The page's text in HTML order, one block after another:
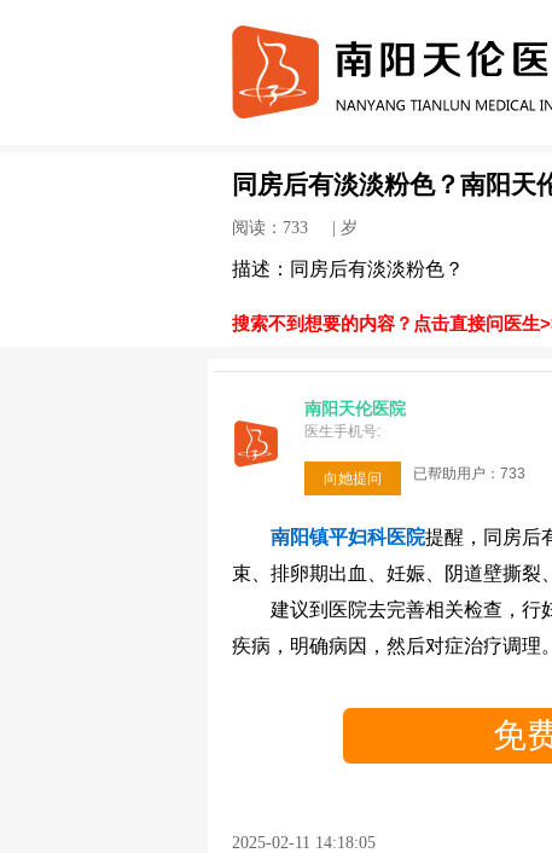
同房后有淡淡粉色？南阳天
阅读：733 | 岁
描述：同房后有淡淡粉色？
搜索不到想要的内容？点击直接问医生
南阳天伦医院
医生手机号:
向她提问 已帮助用户：733
南阳镇平妇科医院提醒，同房后
束、排卵期出血、妊娠、阴道壁撕裂
建议到医院去完善相关检查，行
疾病，明确病因，然后对症治疗调理。
免
2025-02-11 14:18:05